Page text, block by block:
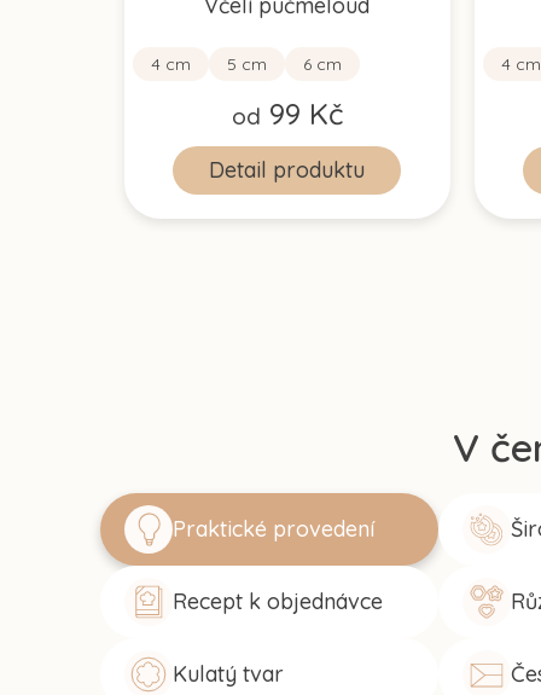
Včelí pučmeloud
4 cm 5 cm 6 cm
od 99 Kč
Detail
4 cm
V
Praktické provedení
Recept k objednávce
Kulatý tvar